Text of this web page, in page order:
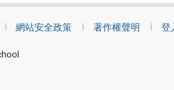
網站安全政策 著作權聲明 登